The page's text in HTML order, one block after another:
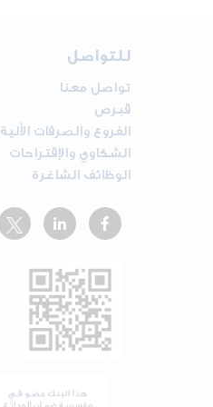
للتواصل
تواصل معنا
قبرص
الفروع والصرفات الألية
الشكاوي والإقتراحات
الوظائف الشاغرة